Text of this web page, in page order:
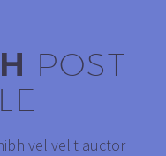
POST
vel velit auctor